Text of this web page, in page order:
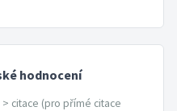
hodnocení
citace (pro přímé citace